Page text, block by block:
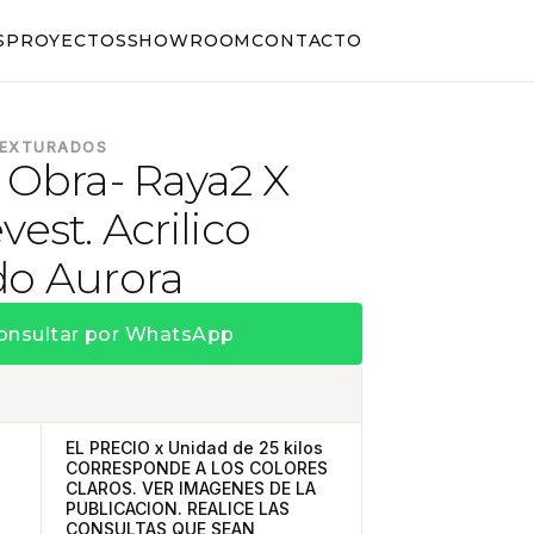
PROYECTOSSHOWROOMCONTACTO
Raya2 X
Acrilico
Aurora
por WhatsApp
EL PRECIO x Unidad de 25 kilos
CORRESPONDE A LOS COLORES
CLAROS. VER IMAGENES DE LA
PUBLICACION. REALICE LAS
CONSULTAS QUE SEAN